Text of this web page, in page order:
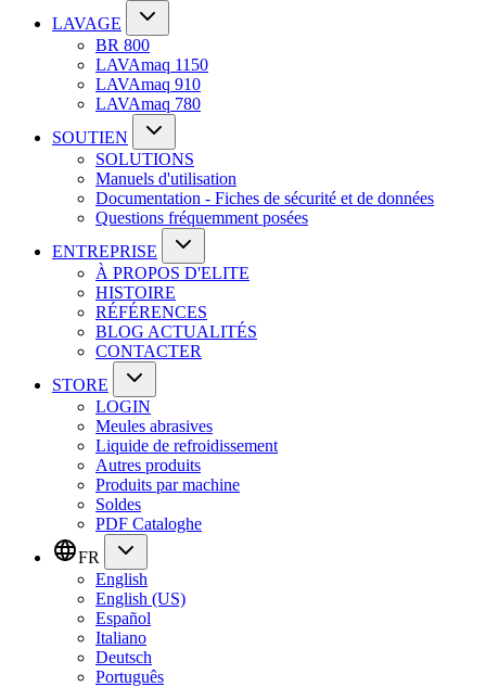
LAVAGE
BR 800
LAVAmaq 1150
LAVAmaq 910
LAVAmaq 780
SOUTIEN
SOLUTIONS
Manuels d'utilisation
Documentation - Fiches de sécurité et de données
Questions fréquemment posées
ENTREPRISE
À PROPOS D'ELITE
HISTOIRE
RÉFÉRENCES
BLOG ACTUALITÉS
CONTACTER
STORE
LOGIN
Meules abrasives
Liquide de refroidissement
Autres produits
Produits par machine
Soldes
PDF Cataloghe
FR
English
English (US)
Español
Italiano
Deutsch
Português